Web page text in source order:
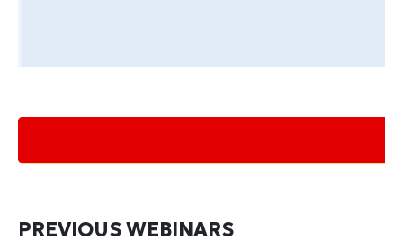
PREVIOUS WEBINARS